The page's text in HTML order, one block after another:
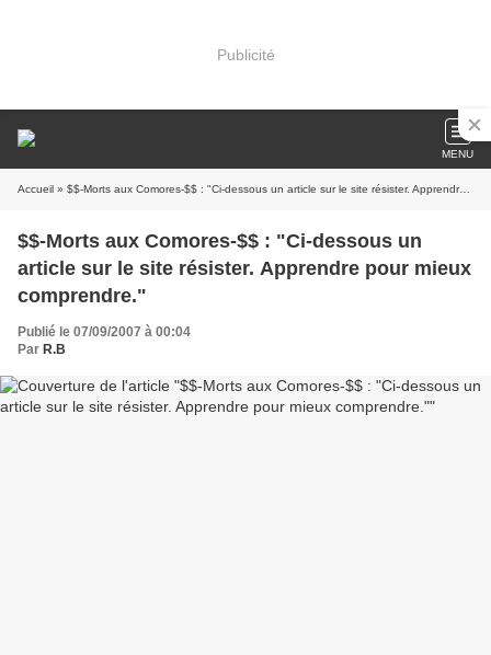
Publicité
MENU
Accueil » $$-Morts aux Comores-$$ : "Ci-dessous un article sur le site résister. Apprendre pour mieux comprendre."
$$-Morts aux Comores-$$ : "Ci-dessous un
article sur le site résister. Apprendre pour mieux
comprendre."
Publié le 07/09/2007 à 00:04
Par R.B